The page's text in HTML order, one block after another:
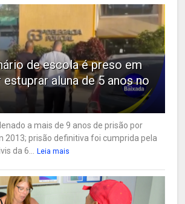
de escola é preso em
aluna de 5 anos no
a mais de 9 anos de prisão por
2013; prisão definitiva foi cumprida pela
da 6... Leia mais